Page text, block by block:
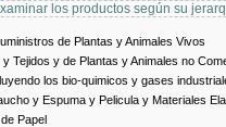
los productos según su
de Plantas y Animales Vivos
Tejidos y de Plantas y Animales no
los bio-quimicos y gases
y Espuma y Pelicula y Materiales
Papel